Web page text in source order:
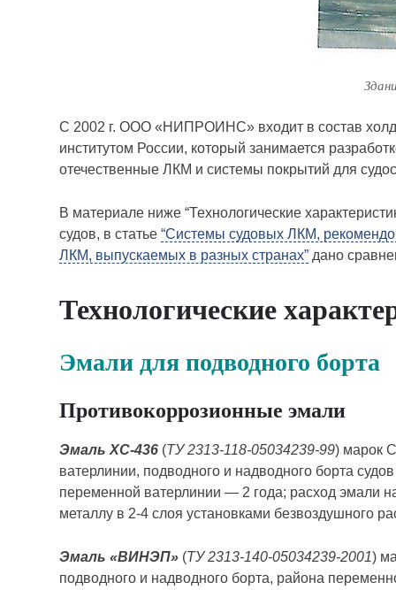
С 2002 г. ООО «НИПРОИНС» входит в состав
институтом России, который занимается
отечественные ЛКМ и системы покрытий для
В материале ниже “Технологические
судов, в статье“Системы судовых ЛКМ,
ЛКМ, выпускаемых в разных странах” дано
Технологические
Эмали для подводного борта
Противокоррозионные эмали
Эмаль ХС-436 (ТУ 2313-118-05034239-99) марок
ватерлинии, подводного и надводного борта
переменной ватерлинии — 2 года; расход эмали
металлу в 2-4 слоя установками безвоздушного
Эмаль «ВИНЭП» (ТУ 2313-140-05034239-2001)
подводного и надводного борта, района